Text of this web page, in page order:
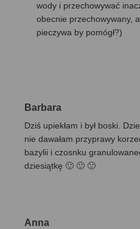
wody i przechowywać
obecnie przechowywany,
pieczywa by pomógł?)
Barbara
Dziś upiekłam i był boski.
nie dawałam przyprawy
bazylii i czosnku
dziesiątkę 🙂 🙂 🙂
Anna